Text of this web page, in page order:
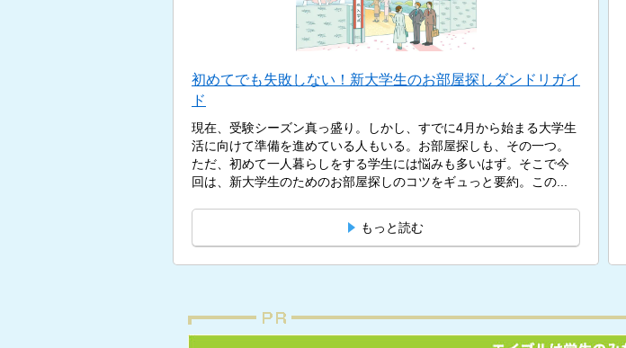
初めてでも失敗しない！新大学生のお部屋探しダンドリガイ
ド
現在、受験シーズン真っ盛り。しかし、すでに4月から始まる大学生
活に向けて準備を進めている人もいる。お部屋探しも、その一つ。
ただ、初めて一人暮らしをする学生には悩みも多いはず。そこで今
回は、新大学生のためのお部屋探しのコツをギュっと要約。この...
もっと読む